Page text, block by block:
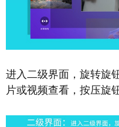
进入二级界面，旋转旋
片或视频查看，按压旋